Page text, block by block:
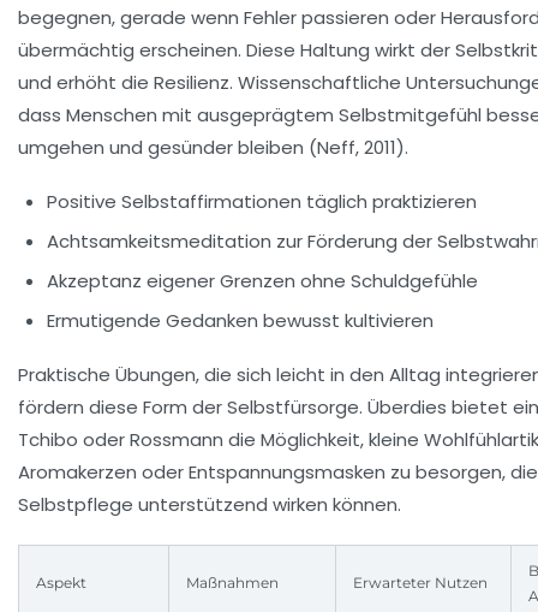
begegnen, gerade wenn Fehler passieren oder
übermächtig erscheinen. Diese Haltung wirkt der
und erhöht die Resilienz. Wissenschaftliche
dass Menschen mit ausgeprägtem Selbstmitgefühl
umgehen und gesünder bleiben (Neff, 2011).
Positive Selbstaffirmationen täglich praktizieren
Achtsamkeitsmeditation zur Förderung der
Akzeptanz eigener Grenzen ohne Schuldgefühle
Ermutigende Gedanken bewusst kultivieren
Praktische Übungen, die sich leicht in den Alltag
fördern diese Form der Selbstfürsorge. Überdies bietet
Tchibo oder Rossmann die Möglichkeit, kleine
Aromakerzen oder Entspannungsmasken zu besorgen,
Selbstpflege unterstützend wirken können.
Aspekt Maßnahmen Erwarteter Nutzen